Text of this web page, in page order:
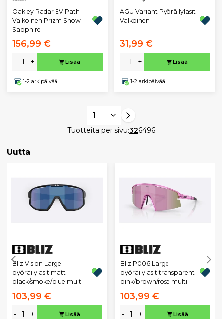
Oakley Radar EV Path
Valkoinen Prizm Snow
Sapphire
156,99 €
- + Lisää
1-2 arkipäivää
AGU Variant Pyöräilylasit
Valkoinen
31,99 €
- + Lisää
1-2 arkipäivää
1
Tuotteita per sivu:326496
Uutta
Bliz Vision Large -
pyöräilylasit matt
black/smoke/blue multi
103,99 €
- + Lisää
Bliz P006 Large -
pyöräilylasit transparent
pink/brown/rose multi
103,99 €
- + Lisää